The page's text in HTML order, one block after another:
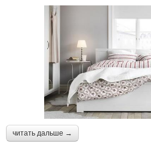
читать дальше →